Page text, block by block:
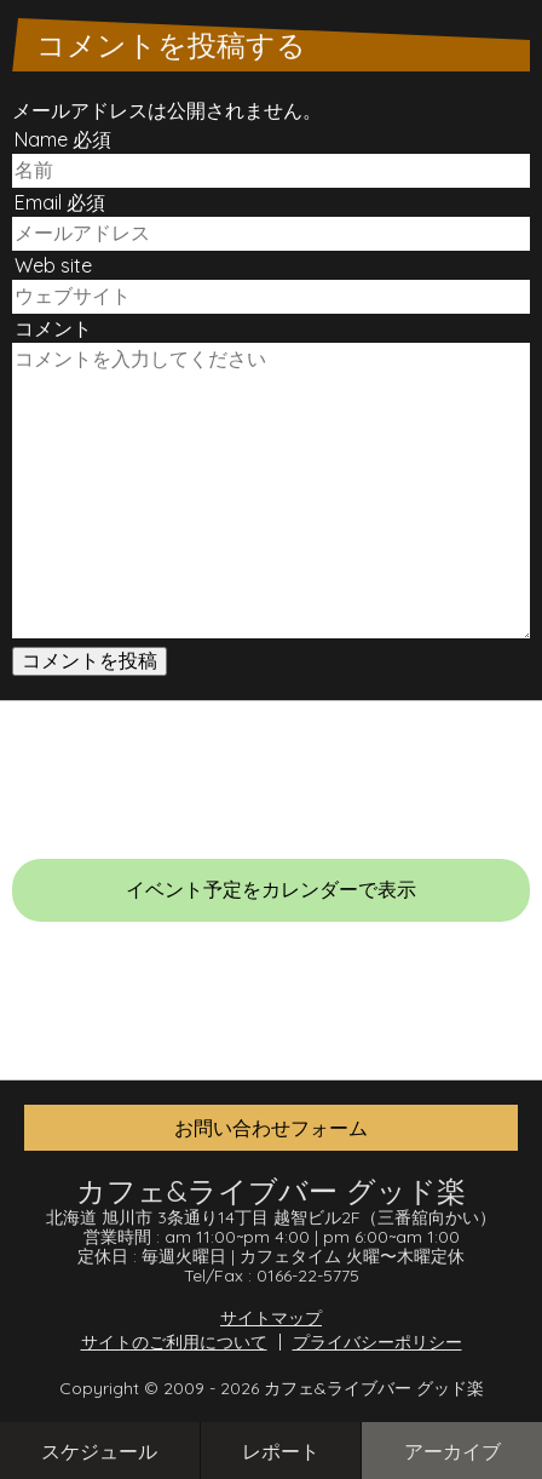
コメントを投稿する
メールアドレスは公開されません。
Name 必須
Email 必須
Web site
コメント
イベント予定をカレンダーで表示
お問い合わせフォーム
カフェ&ライブバー グッド楽
北海道 旭川市 3条通り14丁目 越智ビル2F （三番舘向かい）
営業時間 : am 11:00~pm 4:00 | pm 6:00~am 1:00
定休日 : 毎週火曜日 | カフェタイム 火曜〜木曜定休
Tel/Fax : 0166-22-5775
サイトマップ
サイトのご利用について
プライバシーポリシー
Copyright © 2009 - 2026 カフェ&ライブバー グッド楽
スケジュール レポート アーカイブ